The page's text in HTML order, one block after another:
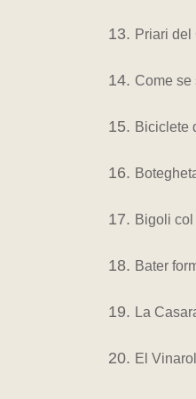
Priari del
Come se
Biciclete
Bigoli
Bater
La
El